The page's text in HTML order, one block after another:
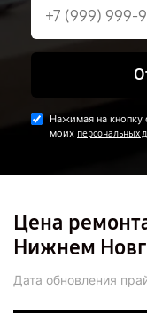
Нажимая на кнопку
моих персональных
Цена
Нижнем
Дата обновления